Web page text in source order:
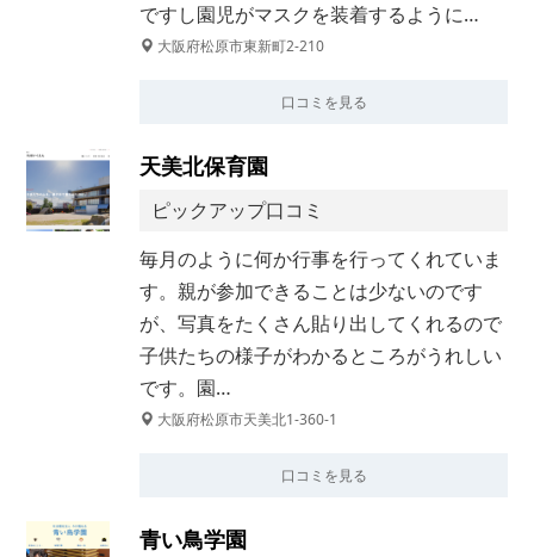
ですし園児がマスクを装着するように…
大阪府松原市東新町2-210
口コミを見る
天美北保育園
ピックアップ口コミ
毎月のように何か行事を行ってくれていま
す。親が参加できることは少ないのです
が、写真をたくさん貼り出してくれるので
子供たちの様子がわかるところがうれしい
です。園…
大阪府松原市天美北1-360-1
口コミを見る
青い鳥学園